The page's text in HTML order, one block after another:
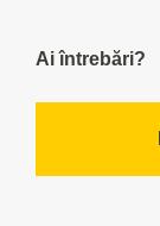
Ai întrebări?